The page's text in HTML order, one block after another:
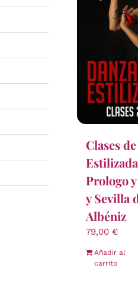
Clases
Prologo
y Sevilla
Albéniz
79,00 €
Añadir al
carrito